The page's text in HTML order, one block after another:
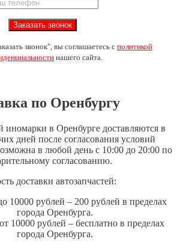
звонок", вы соглашаетесь с политикой
нашего сайта.
по Оренбургу
иномарки в Оренбурге доставляются в
дней после согласования условий
в любой день с 10:00 до 20:00 по
согласованию.
доставки автозапчастей:
10000 рублей – 200 рублей в пределах
города Оренбурга.
10000 рублей – бесплатно в пределах
города Оренбурга.